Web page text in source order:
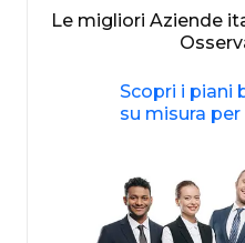
Le migliori Aziende
Scopri i piani
su misura